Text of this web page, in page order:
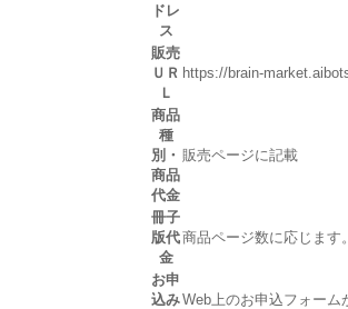
ドレ
ス
販売
ＵＲ
Ｌ
https://brain-
商品
種
別・
商品
代金
販売ページに記載
冊子
版代
金
商品ページ数に応じます
お申
込みWeb上のお申込フォーム